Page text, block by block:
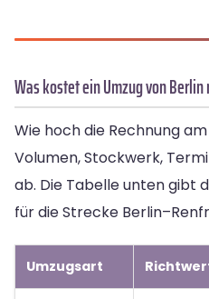
Was kostet ein Umzug von
Wie hoch die Rechnung
Volumen, Stockwerk,
ab. Die Tabelle unten gibt
für die Strecke
Umzugsart